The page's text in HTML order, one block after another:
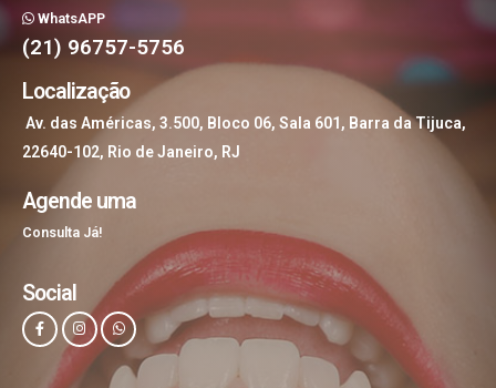
WhatsAPP
(21) 96757-5756
Localização
Av. das Américas, 3.500, Bloco 06, Sala 601, Barra da Tijuca,
22640-102, Rio de Janeiro, RJ
Agende uma
Consulta Já!
Social